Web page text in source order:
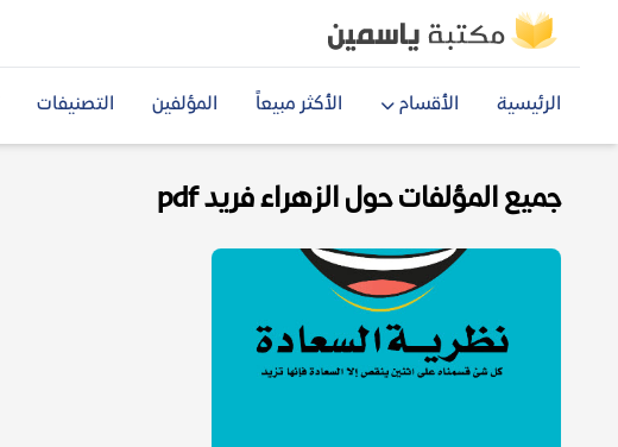
الرئيسية الأقسام الأكثر مبيعاً المؤلفين التصنيفات
جميع المؤلفات حول الزهراء فريد pdf